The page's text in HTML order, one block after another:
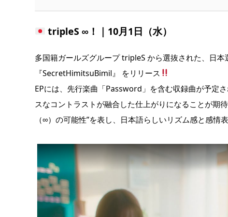
tripleS ∞！｜10月1日（水）
多国籍ガールズグループ tripleS から選抜された、日
『SecretHimitsuBimil』 をリリース
EPには、先行楽曲「Password」を含む収録曲が予定
スなコントラストが融合した仕上がりになることが期
（∞）の可能性”を表し、日本語らしいリズム感と感情